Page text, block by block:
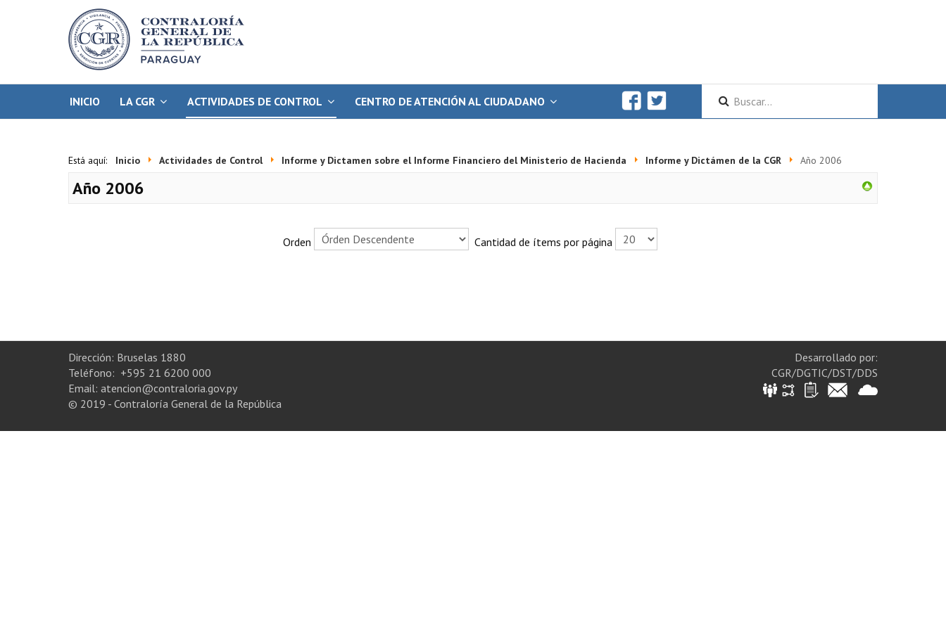
INICIO LA CGR ACTIVIDADES DE CONTROL CENTRO DE ATENCIÓN AL CIUDADANO
Está aquí: Inicio Actividades de Control Informe y Dictamen sobre el Informe Financiero del Ministerio de Hacienda Informe y Dictámen de la CGR Año 2006
Año 2006
Orden Cantidad de ítems por página
Dirección: Bruselas 1880
Teléfono: +595 21 6200 000
Email: atencion@contraloria.gov.py
© 2019 - Contraloría General de la República
Desarrollado por:
CGR/DGTIC/DST/DDS